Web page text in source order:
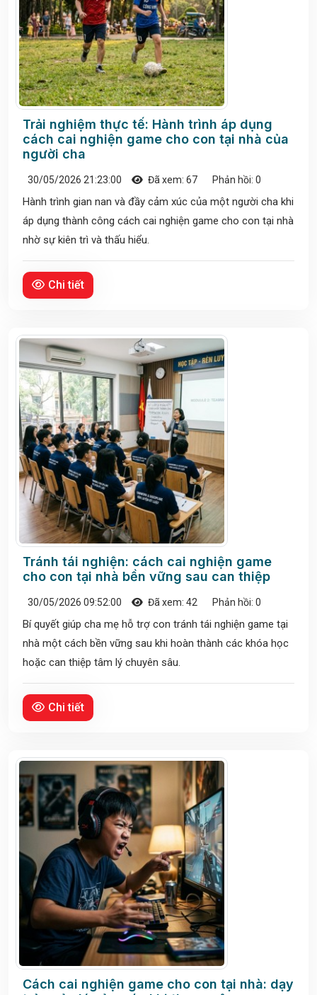
Trải nghiệm thực tế: Hành trình áp dụng
cách cai nghiện game cho con tại nhà của
người cha
30/05/2026 21:23:00 Đã xem: 67 Phản hồi: 0
Hành trình gian nan và đầy cảm xúc của một người cha khi
áp dụng thành công cách cai nghiện game cho con tại nhà
nhờ sự kiên trì và thấu hiểu.
Chi tiết
Tránh tái nghiện: cách cai nghiện game
cho con tại nhà bền vững sau can thiệp
30/05/2026 09:52:00 Đã xem: 42 Phản hồi: 0
Bí quyết giúp cha mẹ hỗ trợ con tránh tái nghiện game tại
nhà một cách bền vững sau khi hoàn thành các khóa học
hoặc can thiệp tâm lý chuyên sâu.
Chi tiết
Cách cai nghiện game cho con tại nhà: dạy